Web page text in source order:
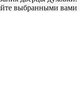
выбранными вами